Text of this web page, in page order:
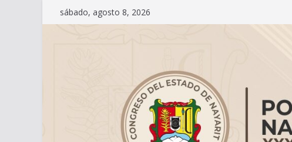
Saltar
al
sábado, agosto 8, 2026